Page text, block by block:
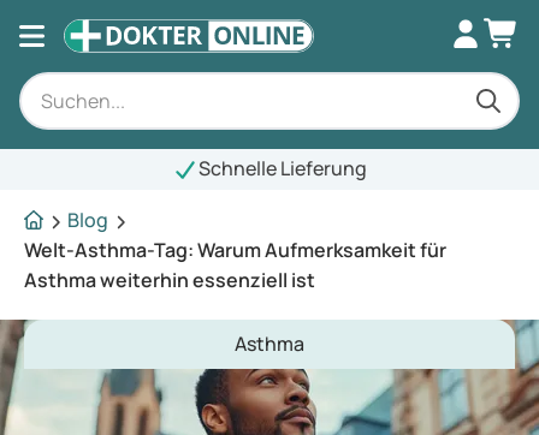
Schnelle Lieferung
Blog
Welt-Asthma-Tag: Warum Aufmerksamkeit für
Asthma weiterhin essenziell ist
Asthma